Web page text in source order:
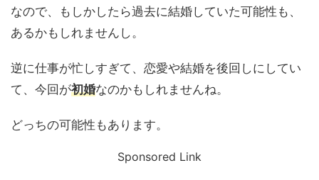
なので、もしかしたら過去に結婚していた可能性も、
あるかもしれませんし。
逆に仕事が忙しすぎて、恋愛や結婚を後回しにしてい
て、今回が初婚なのかもしれませんね。
どっちの可能性もあります。
Sponsored Link